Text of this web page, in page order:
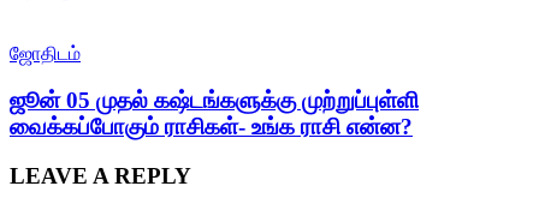
ஜோதிடம்
ஜூன் 05 முதல் கஷ்டங்களுக்கு முற்றுப்புள்ளி
வைக்கப்போகும் ராசிகள்- உங்க ராசி என்ன?
LEAVE A REPLY